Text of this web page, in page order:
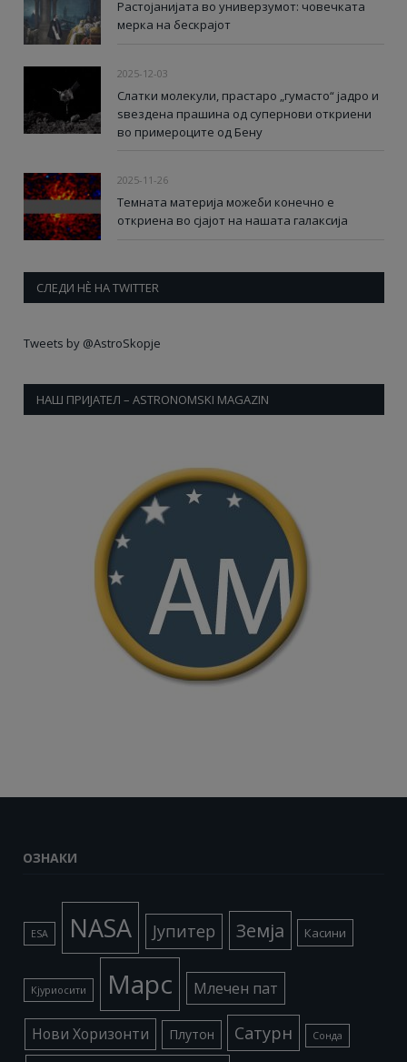
Растојанијата во универзумот: човечката
мерка на бескрајот
2025-12-03
Слатки молекули, прастаро „гумасто“ јадро и
ѕвездена прашина од супернови откриени
во примероците од Бену
2025-11-26
Темната материја можеби конечно е
откриена во сјајот на нашата галаксија
СЛЕДИ НÈ НА TWITTER
Tweets by @AstroSkopje
НАШ ПРИЈАТЕЛ – ASTRONOMSKI MAGAZIN
ОЗНАКИ
ESA NASA Јупитер Земја Касини
Кјуриосити Марс Млечен пат
Нови Хоризонти Плутон Сатурн Сонда